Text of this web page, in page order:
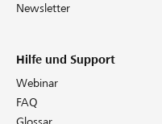
Newsletter
Hilfe und Support
Webinar
FAQ
Glossar